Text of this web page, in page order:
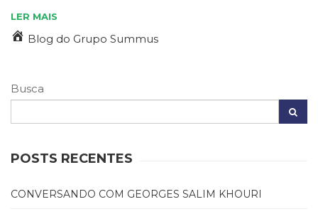
Jornalismo
(57)
LGBTQIA+
Erótica
Literatura,
Ensaios
Obras
LER MAIS
Blog do Grupo Summus
Busca
POSTS RECENTES
CONVERSANDO COM GEORGES SALIM KHOURI